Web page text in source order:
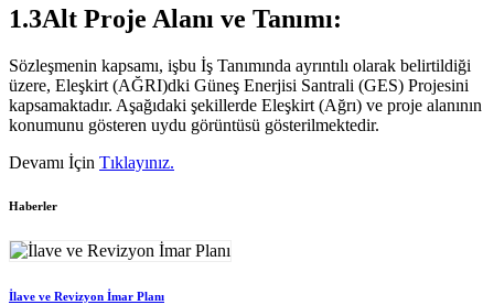
1.3Alt Proje Alanı ve Tanımı:
Sözleşmenin kapsamı, işbu İş Tanımında ayrıntılı olarak belirtildiği
üzere, Eleşkirt (AĞRI)dki Güneş Enerjisi Santrali (GES) Projesini
kapsamaktadır. Aşağıdaki şekillerde Eleşkirt (Ağrı) ve proje alanının
konumunu gösteren uydu görüntüsü gösterilmektedir.
Devamı İçin Tıklayınız.
Haberler
İlave ve Revizyon İmar Planı